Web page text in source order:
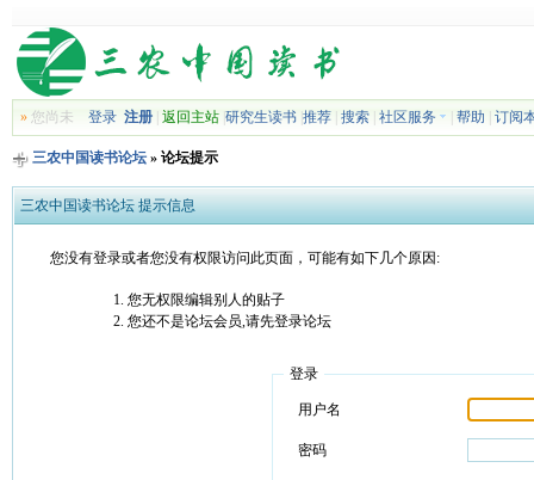
»您尚未 登录 注册| 返回主站| 研究生读书| 推荐| 搜索| 社区服务 帮助 订阅
三农中国读书论坛» 论坛提示
三农中国读书论坛 提示信息
您没有登录或者您没有权限访问此页面，可能有如下几个原因:
您无权限编辑别人的贴子
您还不是论坛会员,请先登录论坛
登录
用户名
密码